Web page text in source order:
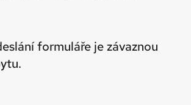
formuláře je závaznou